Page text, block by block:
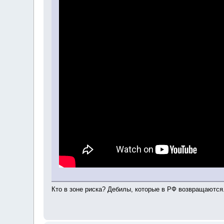
Кто в зоне риска? Дебилы, которые в РФ